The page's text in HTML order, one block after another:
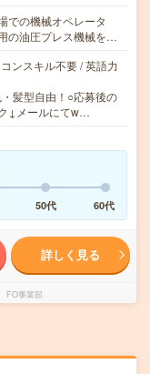
での機械オペレータ
の油圧プレス機械を…
ンスキル不要 / 英語力
髪型自由！○応募後の
↓メールにてw…
50代 60代
詳しく見る
FO事業部